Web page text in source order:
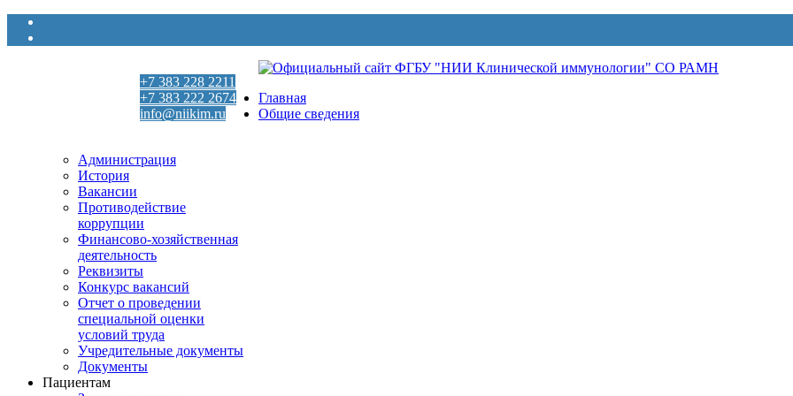
+7 383 228 2211
+7 383 222 2674
info@niikim.ru
Главная
Общие сведения
Администрация
История
Вакансии
Противодействие
коррупции
Финансово-хозяйственная
деятельность
Реквизиты
Конкурс вакансий
Отчет о проведении
специальной оценки
условий труда
Учредительные документы
Документы
Пациентам